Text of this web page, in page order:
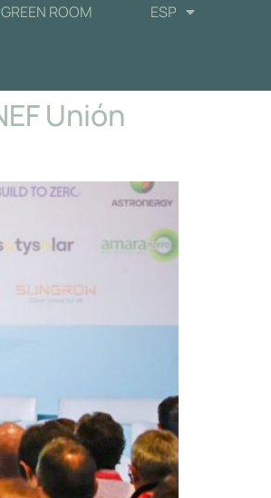
GREEN ROOM ESP
Unión